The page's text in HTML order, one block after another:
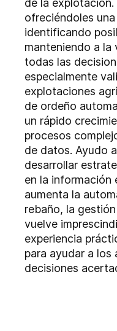
de la
ofreciéndoles
identificando
manteniendo a la
todas las
especialmente
explotaciones
de ordeño
un rápido
procesos
de datos. Ayudo
desarrollar
en la información
aumenta la
rebaño, la
vuelve
experiencia
para ayudar a
decisiones